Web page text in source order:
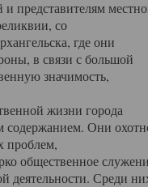
представителям
со
где они
в связи с большой
значимость,
жизни города
содержанием. Они
проблем,
общественное
деятельности. Среди